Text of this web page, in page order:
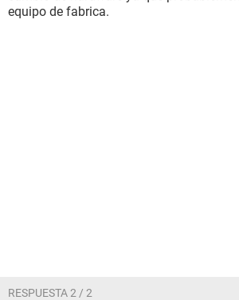
equipo de fabrica.
RESPUESTA 2 / 2